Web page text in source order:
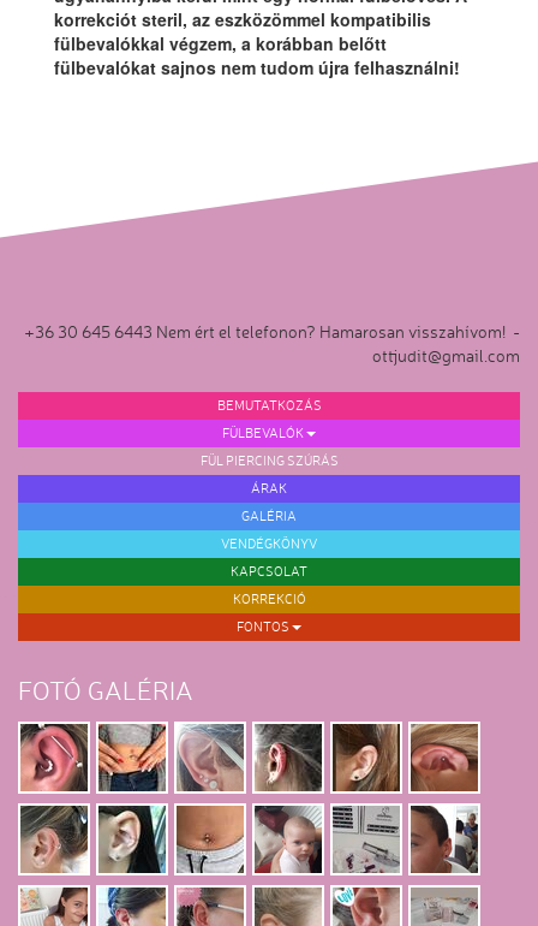
korrekciót steril, az eszközömmel kompatibilis
fülbevalókkal végzem, a korábban belőtt
fülbevalókat sajnos nem tudom újra felhasználni!
+36 30 645 6443 Nem ért el telefonon? Hamarosan visszahívom! -
ottjudit@gmail.com
BEMUTATKOZÁS
FÜLBEVALÓK
FÜL PIERCING SZÚRÁS
ÁRAK
GALÉRIA
VENDÉGKÖNYV
KAPCSOLAT
KORREKCIÓ
FONTOS
FOTÓ GALÉRIA